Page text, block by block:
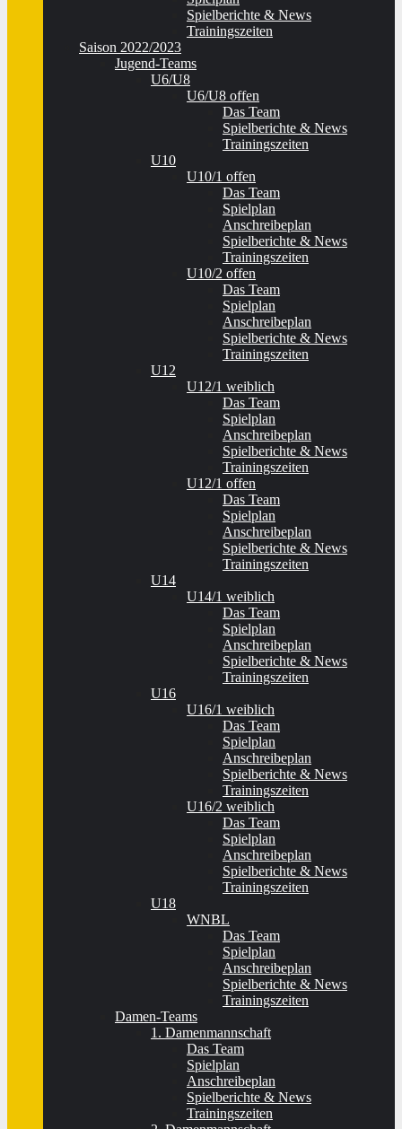
Spielberichte & News
Trainingszeiten
Saison 2022/2023
Jugend-Teams
U6/U8
U6/U8 offen
Das Team
Spielberichte & News
Trainingszeiten
U10
U10/1 offen
Das Team
Spielplan
Anschreibeplan
Spielberichte & News
Trainingszeiten
U10/2 offen
Das Team
Spielplan
Anschreibeplan
Spielberichte & News
Trainingszeiten
U12
U12/1 weiblich
Das Team
Spielplan
Anschreibeplan
Spielberichte & News
Trainingszeiten
U12/1 offen
Das Team
Spielplan
Anschreibeplan
Spielberichte & News
Trainingszeiten
U14
U14/1 weiblich
Das Team
Spielplan
Anschreibeplan
Spielberichte & News
Trainingszeiten
U16
U16/1 weiblich
Das Team
Spielplan
Anschreibeplan
Spielberichte & News
Trainingszeiten
U16/2 weiblich
Das Team
Spielplan
Anschreibeplan
Spielberichte & News
Trainingszeiten
U18
WNBL
Das Team
Spielplan
Anschreibeplan
Spielberichte & News
Trainingszeiten
Damen-Teams
1. Damenmannschaft
Das Team
Spielplan
Anschreibeplan
Spielberichte & News
Trainingszeiten